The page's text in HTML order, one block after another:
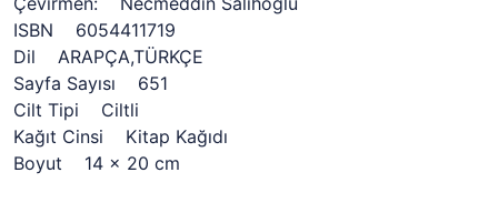
ISBN 6054411719
Dil ARAPÇA,TÜRKÇE
Sayfa Sayısı 651
Cilt Tipi Ciltli
Kağıt Cinsi Kitap Kağıdı
Boyut 14 x 20 cm